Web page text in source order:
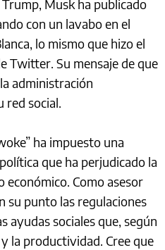
Musk ha publicado
con un lavabo en el
lo mismo que hizo el
Twitter. Su mensaje de que
administración
red social.
ha impuesto una
que ha perjudicado la
Como asesor
su punto las regulaciones
ayudas sociales que, según
la productividad. Cree que